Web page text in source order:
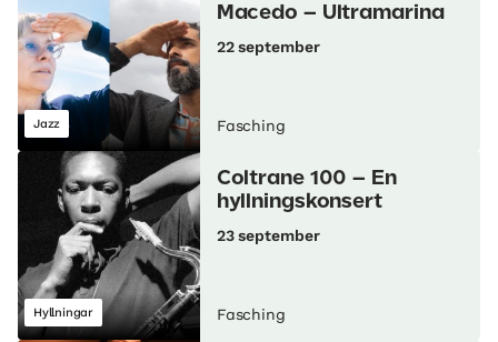
Jazz
Macedo – Ultramarina
22 september
Fasching
Hyllningar
Coltrane 100 – En
hyllningskonsert
23 september
Fasching